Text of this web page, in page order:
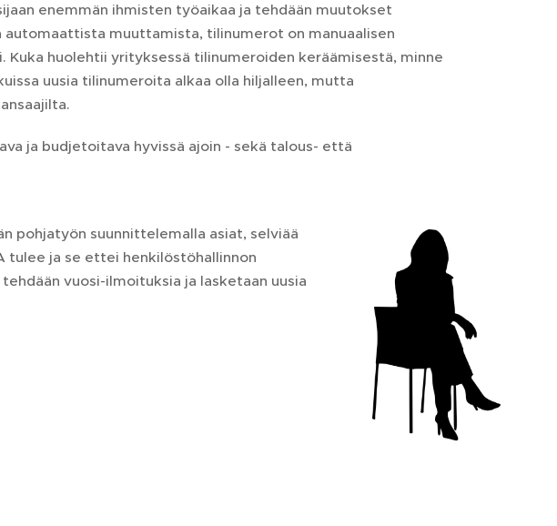
enemmän ihmisten työaikaa ja tehdään muutokset
muuttamista, tilinumerot on manuaalisen
huolehtii yrityksessä tilinumeroiden keräämisestä, minne
uusia tilinumeroita alkaa olla hiljalleen, mutta
ja budjetoitava hyvissä ajoin - sekä talous- että
pohjatyön suunnittelemalla asiat, selviää
tulee ja se ettei henkilöstöhallinnon
vuosi-ilmoituksia ja lasketaan uusia